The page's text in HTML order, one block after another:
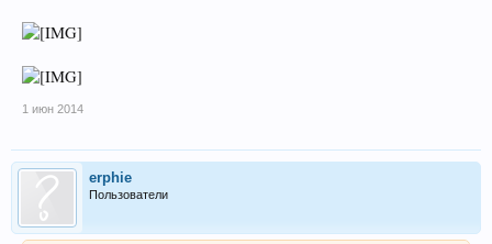
1 июн 2014
erphie
Пользователи